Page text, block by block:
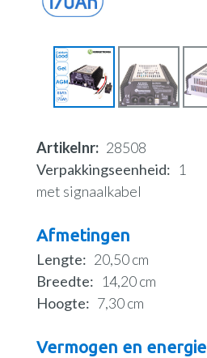
Artikelnr
28508
Verpakkingseenheid
1
met signaalkabel
Afmetingen
Lengte
20,50 cm
Breedte
14,20 cm
Hoogte
7,30 cm
Vermogen en energie